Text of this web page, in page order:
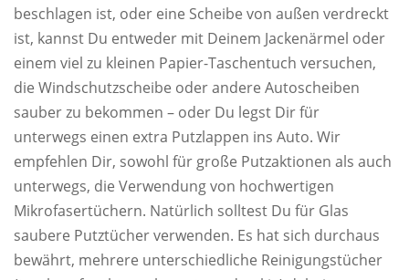
beschlagen ist, oder eine Scheibe von außen verdreckt
ist, kannst Du entweder mit Deinem Jackenärmel oder
einem viel zu kleinen Papier-Taschentuch versuchen,
die Windschutzscheibe oder andere Autoscheiben
sauber zu bekommen – oder Du legst Dir für
unterwegs einen extra Putzlappen ins Auto. Wir
empfehlen Dir, sowohl für große Putzaktionen als auch
unterwegs, die Verwendung von hochwertigen
Mikrofasertüchern. Natürlich solltest Du für Glas
saubere Putztücher verwenden. Es hat sich durchaus
bewährt, mehrere unterschiedliche Reinigungstücher